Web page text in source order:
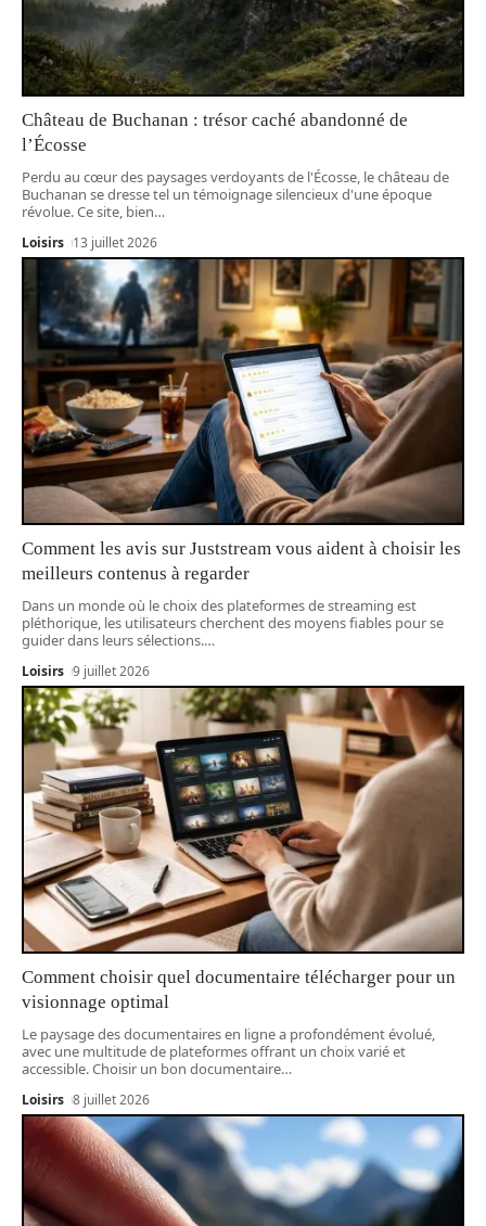
Château de Buchanan : trésor caché abandonné de
l’Écosse
Perdu au cœur des paysages verdoyants de l'Écosse, le château de
Buchanan se dresse tel un témoignage silencieux d'une époque
révolue. Ce site, bien…
Loisirs 13 juillet 2026
Comment les avis sur Juststream vous aident à choisir les
meilleurs contenus à regarder
Dans un monde où le choix des plateformes de streaming est
pléthorique, les utilisateurs cherchent des moyens fiables pour se
guider dans leurs sélections.…
Loisirs 9 juillet 2026
Comment choisir quel documentaire télécharger pour un
visionnage optimal
Le paysage des documentaires en ligne a profondément évolué,
avec une multitude de plateformes offrant un choix varié et
accessible. Choisir un bon documentaire…
Loisirs 8 juillet 2026